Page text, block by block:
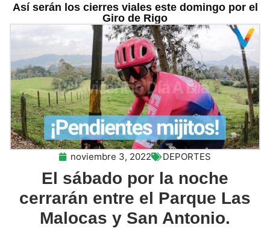
Así serán los cierres viales este domingo por el
Giro de Rigo
noviembre 3, 2022 DEPORTES
El sábado por la noche
cerrarán entre el Parque Las
Malocas y San Antonio.